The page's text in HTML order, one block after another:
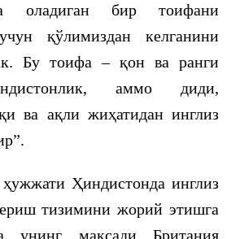
оладиган бир тоифани
қўлимиздан келганини
Бу тоифа – қон ва ранги
аммо диди,
ва ақли жиҳатидан инглиз
Ҳиндистонда инглиз
тизимини жорий этишга
унинг мақсади Британия